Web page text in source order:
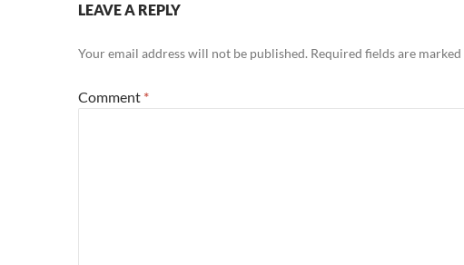
LEAVE A REPLY
Your email address will not be published. Required fields are marked
Comment *